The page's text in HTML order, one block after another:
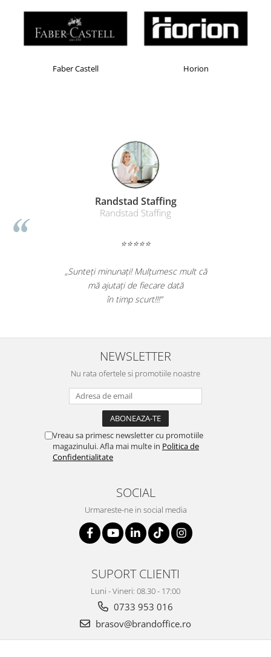
Anda Benga
Persoana fizica
⭐⭐⭐⭐⭐
„Foarte bun produsul. A scos efectiv toata
mizeria din pardoseli. Livrarea a fost rapida.
Recomand sa cumparati! Nota 10.”
NEWSLETTER
Nu rata ofertele si promotiile noastre
Vreau sa primesc newsletter cu promotiile
magazinului. Afla mai multe in Politica de
Confidentialitate
SOCIAL
Urmareste-ne in social media
SUPORT CLIENTI
Luni - Vineri: 08.30 - 17:00
0733 953 016
brasov@brandoffice.ro